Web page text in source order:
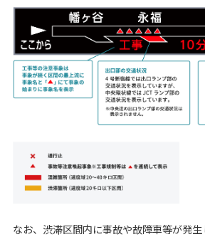
なお、渋滞区間内に事故や故障車等が発